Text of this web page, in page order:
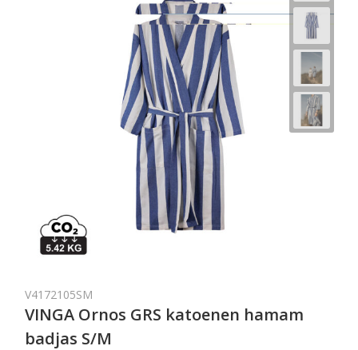
V4172105SM
VINGA Ornos GRS katoenen hamam
badjas S/M